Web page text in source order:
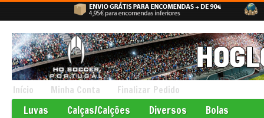
Início Minha Conta Finalizar Pedido
Luvas Calças/Calções Diversos Bolas